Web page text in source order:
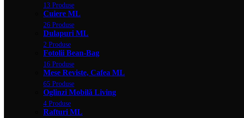
13 Produse
Cuiere ML
26 Produse
Dulapuri ML
2 Produse
Fotolii Bean-Bag
16 Produse
Mese Reviste, Cafea ML
65 Produse
Oglinzi Mobilă Living
4 Produse
Rafturi ML